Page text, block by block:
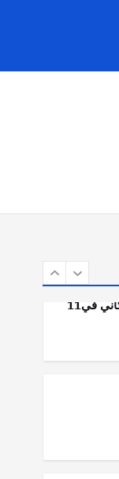
مكتب الإحصاءات الأسترالي (ABS)
يجري عملية التعداد السكاني في11